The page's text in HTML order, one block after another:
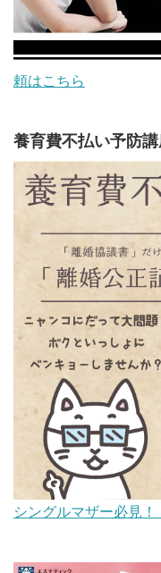
頼はこちら
養育費不払い予防
シングルマザー必見